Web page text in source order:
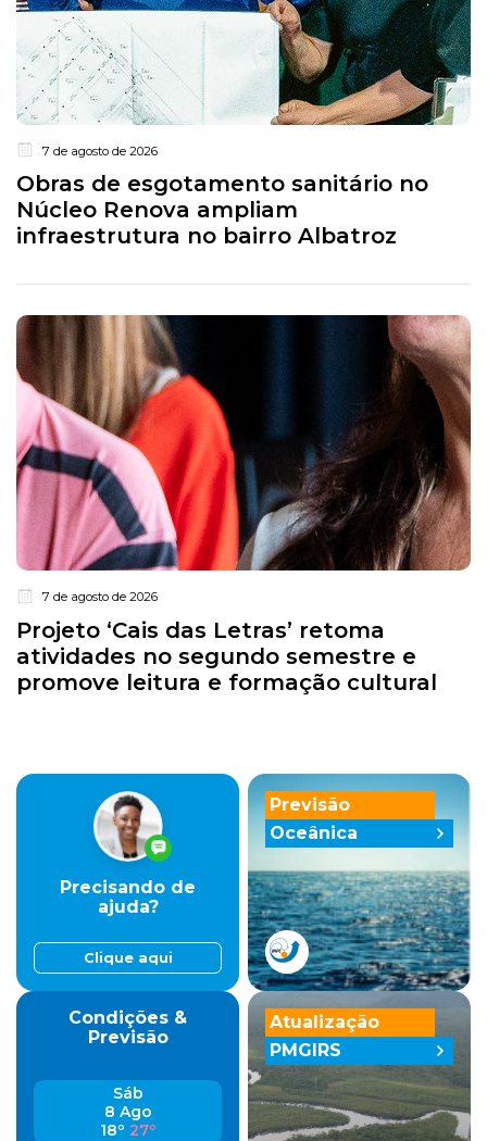
7 de agosto de 2026
Obras de esgotamento sanitário no
Núcleo Renova ampliam
infraestrutura no bairro Albatroz
7 de agosto de 2026
Projeto ‘Cais das Letras’ retoma
atividades no segundo semestre e
promove leitura e formação cultural
Previsão
Oceânica
Precisando de
ajuda?
Clique aqui
Condições &
Previsão
Sáb
8 Ago
18º 27º
Atualização
PMGIRS